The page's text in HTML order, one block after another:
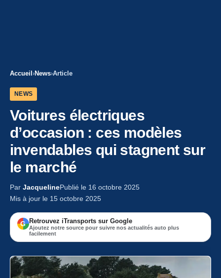
Accueil ›News›Article
NEWS
Voitures électriques
d’occasion : ces modèles
invendables qui stagnent sur
le marché
Par JacquelinePublié le 16 octobre 2025
Mis à jour le 15 octobre 2025
G Retrouvez iTransports sur Google
Ajoutez notre source pour suivre nos actualités auto plus
facilement